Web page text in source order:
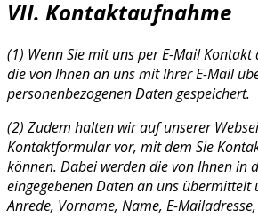
VII. Kontaktaufnahme
(1) Wenn Sie mit uns per E-Mail
die von Ihnen an uns mit Ihrer E-Mail
personenbezogenen Daten gespeichert.
(2) Zudem halten wir auf unserer
Kontaktformular vor, mit dem Sie
können. Dabei werden die von Ihnen in
eingegebenen Daten an uns übermittelt
Anrede, Vorname, Name, E-